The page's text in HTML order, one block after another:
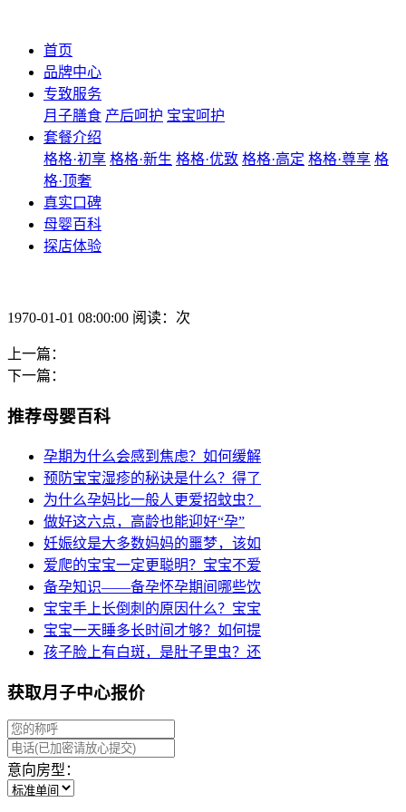
首页
品牌中心
专致服务
月子膳食 产后呵护 宝宝呵护
套餐介绍
格格·初享 格格·新生 格格·优致 格格·高定 格格·尊享 格
格·顶奢
真实口碑
母婴百科
探店体验
1970-01-01 08:00:00 阅读：次
上一篇：
下一篇：
推荐母婴百科
孕期为什么会感到焦虑？如何缓解
预防宝宝湿疹的秘诀是什么？得了
为什么孕妈比一般人更爱招蚊虫？
做好这六点，高龄也能迎好“孕”
妊娠纹是大多数妈妈的噩梦，该如
爱爬的宝宝一定更聪明？宝宝不爱
备孕知识——备孕怀孕期间哪些饮
宝宝手上长倒刺的原因什么？宝宝
宝宝一天睡多长时间才够？如何提
孩子脸上有白斑，是肚子里虫？还
获取月子中心报价
意向房型：